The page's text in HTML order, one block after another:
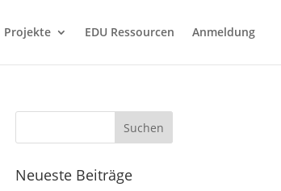
Projekte EDU Ressourcen Anmeldung
Neueste Beiträge